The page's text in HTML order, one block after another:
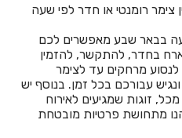
רומנטי או חדר לפי שעה
בבאר שבע מאפשרים לכם
בחדר, להתקשר, להזמין
מרחקים עד לצימר
עבורכם בכל זמן. בנוסף יש
זוגות שמגיעים לאירוח
מתחושת פרטיות מובטחת